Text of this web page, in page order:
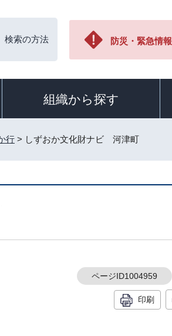
検索の方法 防災・緊急情報
組織から探す
行 > しずおか文化財ナビ 河津町
ページID1004959
印刷